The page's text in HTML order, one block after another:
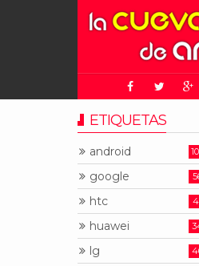
juez ordena que Chrome sea
ETIQUETAS
android
google
htc
huawei
lg